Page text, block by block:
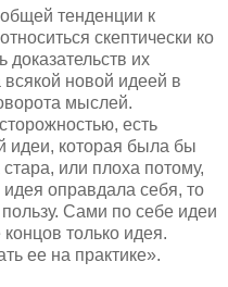
тенденции к
скептически ко
их
всякой новой идеей в
мыслей.
есть
идеи, которая была бы
или плоха потому,
оправдала себя, то
Сами по себе идеи
только идея.
ее на практике».